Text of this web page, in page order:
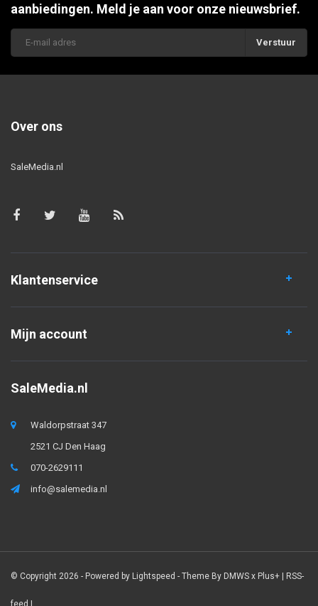
aanbiedingen. Meld je aan voor onze nieuwsbrief.
Verstuur
Over ons
SaleMedia.nl
Klantenservice
Mijn account
SaleMedia.nl
Waldorpstraat 347
2521 CJ Den Haag
070-2629111
info@salemedia.nl
© Copyright 2026 - Powered by Lightspeed - Theme By DMWS x Plus+ | RSS-
feed |